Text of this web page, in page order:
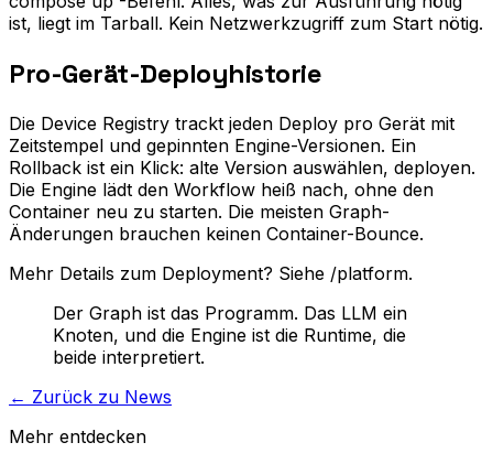
ist, liegt im Tarball. Kein Netzwerkzugriff zum Start nötig.
Pro-Gerät-Deployhistorie
Die Device Registry trackt jeden Deploy pro Gerät mit
Zeitstempel und gepinnten Engine-Versionen. Ein
Rollback ist ein Klick: alte Version auswählen, deployen.
Die Engine lädt den Workflow heiß nach, ohne den
Container neu zu starten. Die meisten Graph-
Änderungen brauchen keinen Container-Bounce.
Mehr Details zum Deployment? Siehe /platform.
Der Graph ist das Programm. Das LLM ein
Knoten, und die Engine ist die Runtime, die
beide interpretiert.
← Zurück zu News
Mehr entdecken